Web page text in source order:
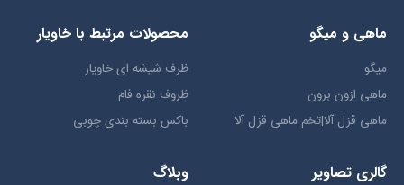
ماهی و میگو
میگو
ماهی ازون برون
ماهی قزل آلا|تخم ماهی قزل آلا
محصولات مرتبط با خاویار
ظرف شیشه ای خاویار
ظروف نقره فام
باکس بسته بندی چوبی
گالری تصاویر وبلاگ